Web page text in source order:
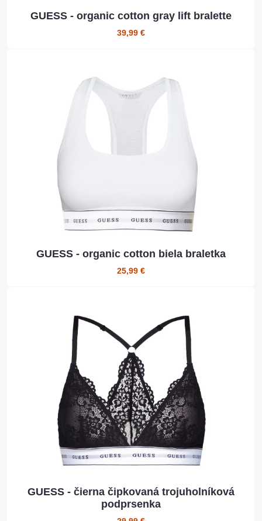
GUESS - organic cotton gray lift bralette
39,99 €
GUESS - organic cotton biela braletka
25,99 €
GUESS - čierna čipkovaná trojuholníková
podprsenka